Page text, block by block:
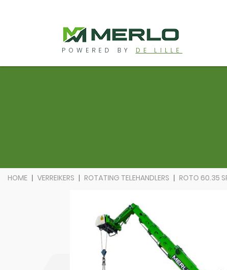
POWERED BY DE LILLE
HOME VERREIKERS ROTATING TELEHANDLERS ROTO 60.35